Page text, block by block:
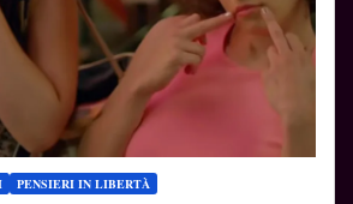
PENSIERI IN LIBERTÀ